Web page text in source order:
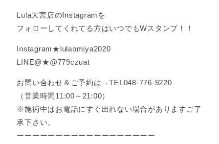
Lula大宮店のInstagramを
フォローしてくれてる方はいつでもWスタンプ！！
Instagram★lulaomiya2020
LINE@★@779czuat
お問い合わせ＆ご予約は→TEL048-776-9220
（営業時間11:00～21:00）
※施術中はお電話にすぐ出れない場合がありますご了
承下さい。
ーーーーーーーーーーーーーーーーーー